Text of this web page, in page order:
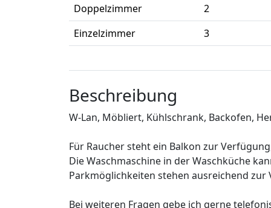
Doppelzimmer
2
Einzelzimmer
3
Beschreibung
W-Lan, Möbliert, Kühlschrank, Backofen,
Für Raucher steht ein Balkon zur
Die Waschmaschine in der Waschküche
Parkmöglichkeiten stehen ausreichend zur
Bei weiteren Fragen gebe ich gerne